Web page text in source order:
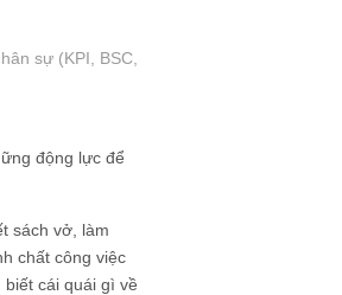
sự (KPI, BSC,
động lực để
sách vở, làm
chất công việc
cái quái gì về